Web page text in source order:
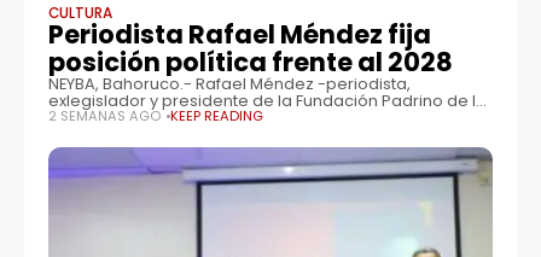
CULTURA
Periodista Rafael Méndez fija
posición política frente al 2028
NEYBA, Bahoruco.- Rafael Méndez -periodista,
exlegislador y presidente de la Fundación Padrino de la
Educación y el Desarrollo- afirmó que su carrera
2 SEMANAS AGO KEEP READING